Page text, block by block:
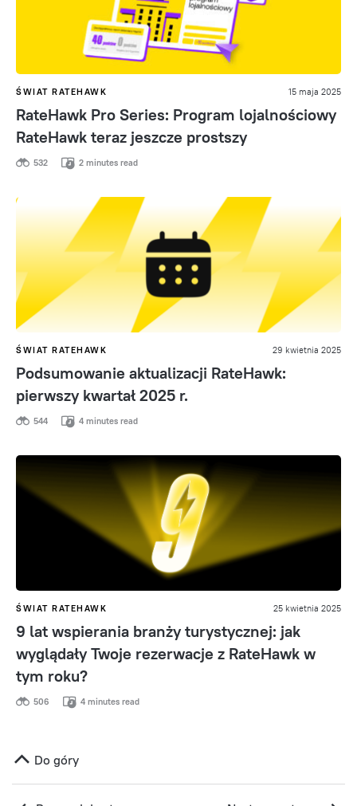
ŚWIAT RATEHAWK 15 maja 2025
RateHawk Pro Series: Program lojalnościowy
RateHawk teraz jeszcze prostszy
532 2 minutes read
ŚWIAT RATEHAWK 29 kwietnia 2025
Podsumowanie aktualizacji RateHawk:
pierwszy kwartał 2025 r.
544 4 minutes read
ŚWIAT RATEHAWK 25 kwietnia 2025
9 lat wspierania branży turystycznej: jak
wyglądały Twoje rezerwacje z RateHawk w
tym roku?
506 4 minutes read
Do góry